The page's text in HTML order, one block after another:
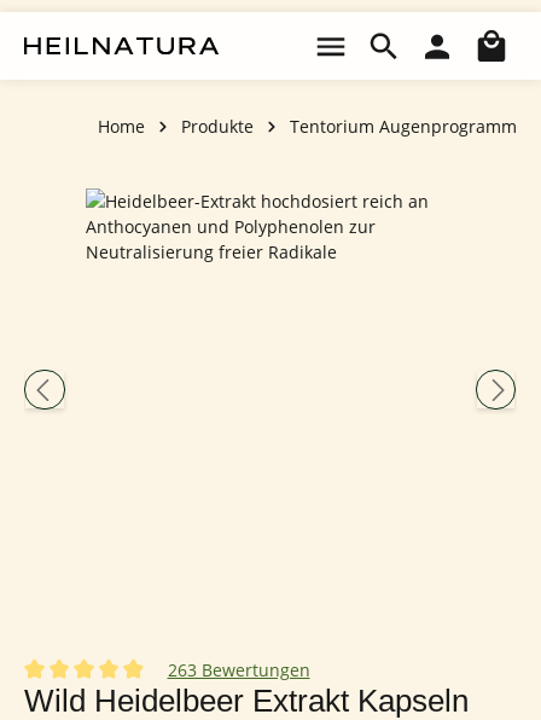
Home Produkte Tentorium Augenprogramm
Bildergalerie überspringen
Durchschnittliche Bewertung von 4.92 von 5 Sternen
263 Bewertungen
Wild Heidelbeer Extrakt Kapseln